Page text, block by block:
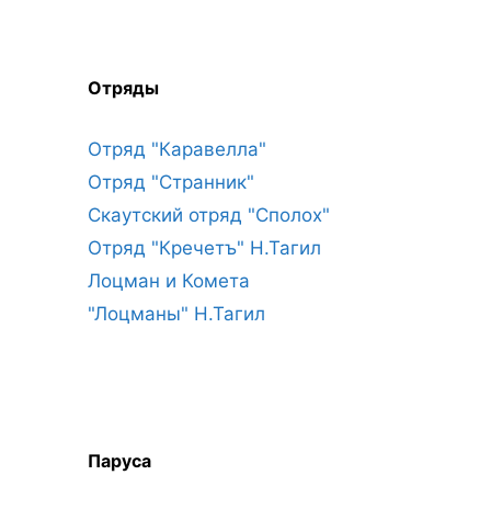
Отряды
Отряд "Каравелла"
Отряд "Странник"
Скаутский отряд "Сполох"
Отряд "Кречетъ" Н.Тагил
Лоцман и Комета
"Лоцманы" Н.Тагил
Паруса